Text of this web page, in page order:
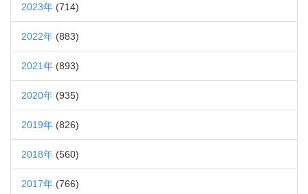
2023年 (714)
2022年 (883)
2021年 (893)
2020年 (935)
2019年 (826)
2018年 (560)
2017年 (766)